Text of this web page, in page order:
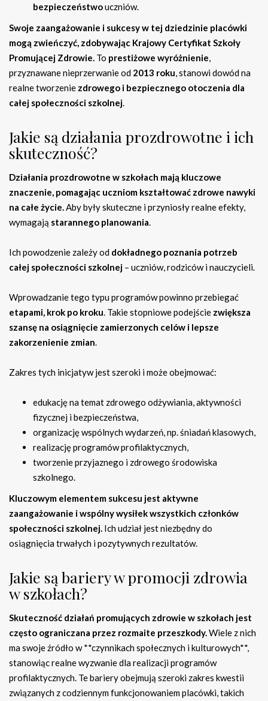
bezpieczeństwouczniów.
Swoje zaangażowanie i sukcesy w tej dziedzinie placówki
mogą zwieńczyć, zdobywając Krajowy Certyfikat Szkoły
Promującej Zdrowie. To prestiżowe wyróżnienie,
przyznawane nieprzerwanie od 2013 roku, stanowi dowód na
realne tworzenie zdrowego i bezpiecznego otoczenia dla
całej społeczności szkolnej.
Jakie są działania prozdrowotne i ich
skuteczność?
Działania prozdrowotne w szkołach mają kluczowe
znaczenie, pomagając uczniom kształtować zdrowe nawyki
na całe życie.Aby były skuteczne i przyniosły realne efekty,
wymagają starannego planowania.
Ich powodzenie zależy od dokładnego poznania potrzeb
całej społeczności szkolnej – uczniów, rodziców i nauczycieli.
Wprowadzanie tego typu programów powinno przebiegać
etapami, krok po kroku. Takie stopniowe podejście zwiększa
szansę na osiągnięcie zamierzonych celów i lepsze
zakorzenienie zmian.
Zakres tych inicjatyw jest szeroki i może obejmować:
edukację na temat zdrowego odżywiania, aktywności
fizycznej i bezpieczeństwa,
organizację wspólnych wydarzeń, np. śniadań klasowych,
realizację programów profilaktycznych,
tworzenie przyjaznego i zdrowego środowiska
szkolnego.
Kluczowym elementem sukcesu jest aktywne
zaangażowanie i wspólny wysiłek wszystkich członków
społeczności szkolnej. Ich udział jest niezbędny do
osiągnięcia trwałych i pozytywnych rezultatów.
Jakie są bariery w promocji zdrowia
w szkołach?
Skuteczność działań promujących zdrowie w szkołach jest
często ograniczana przez rozmaite przeszkody.Wiele z nich
ma swoje źródło w **czynnikach społecznych i kulturowych**,
stanowiąc realne wyzwanie dla realizacji programów
profilaktycznych. Te bariery obejmują szeroki zakres kwestii
związanych z codziennym funkcjonowaniem placówki, takich